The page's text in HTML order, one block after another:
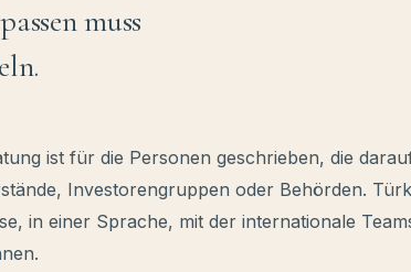
muss
ist für die Personen geschrieben, die
Investorengruppen oder Behörden.
in einer Sprache, mit der internationale